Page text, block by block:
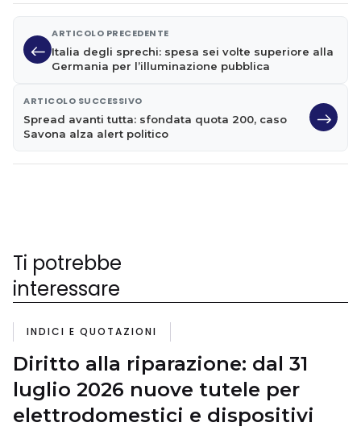
ARTICOLO PRECEDENTE
Italia degli sprechi: spesa sei volte superiore alla
Germania per l’illuminazione pubblica
ARTICOLO SUCCESSIVO
Spread avanti tutta: sfondata quota 200, caso
Savona alza alert politico
Ti potrebbe
interessare
INDICI E QUOTAZIONI
Diritto alla riparazione: dal 31
luglio 2026 nuove tutele per
elettrodomestici e dispositivi